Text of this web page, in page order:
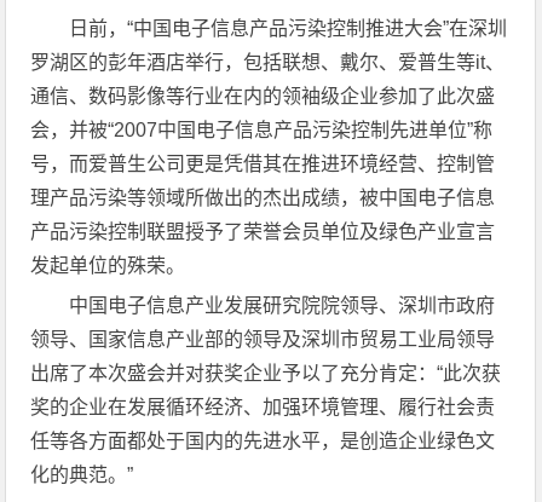
日前，“中国电子信息产品污染控制推进大会”在深圳
罗湖区的彭年酒店举行，包括联想、戴尔、爱普生等it、
通信、数码影像等行业在内的领袖级企业参加了此次盛
会，并被“2007中国电子信息产品污染控制先进单位”称
号，而爱普生公司更是凭借其在推进环境经营、控制管
理产品污染等领域所做出的杰出成绩，被中国电子信息
产品污染控制联盟授予了荣誉会员单位及绿色产业宣言
发起单位的殊荣。
中国电子信息产业发展研究院院领导、深圳市政府
领导、国家信息产业部的领导及深圳市贸易工业局领导
出席了本次盛会并对获奖企业予以了充分肯定：“此次获
奖的企业在发展循环经济、加强环境管理、履行社会责
任等各方面都处于国内的先进水平，是创造企业绿色文
化的典范。”